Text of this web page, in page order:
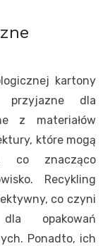
kartony
przyjazne dla
z materiałów
które mogą
co znacząco
Recykling
co czyni
opakowań
Ponadto, ich